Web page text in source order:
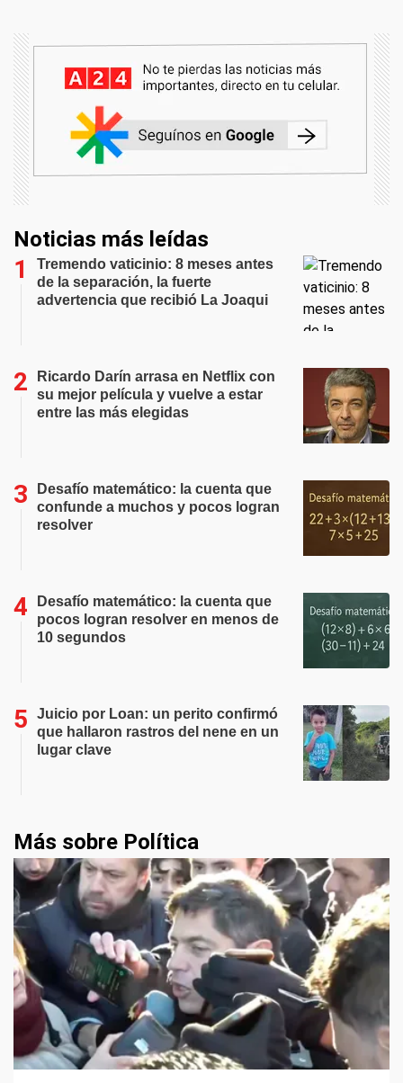
Noticias más leídas
Tremendo vaticinio: 8 meses antes
de la separación, la fuerte
advertencia que recibió La Joaqui
Ricardo Darín arrasa en Netflix con
su mejor película y vuelve a estar
entre las más elegidas
Desafío matemático: la cuenta que
confunde a muchos y pocos logran
resolver
Desafío matemático: la cuenta que
pocos logran resolver en menos de
10 segundos
Juicio por Loan: un perito confirmó
que hallaron rastros del nene en un
lugar clave
Más sobre Política